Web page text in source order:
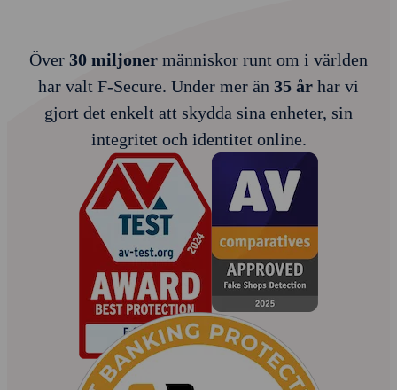
Över 30 miljoner människor runt om i världen
har valt F‑Secure. Under mer än 35 år har vi
gjort det enkelt att skydda sina enheter, sin
integritet och identitet online.